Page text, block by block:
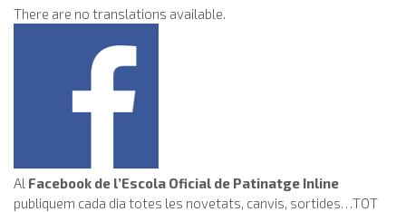
There are no translations available.
Al Facebook de l’Escola Oficial de Patinatge Inline
publiquem cada dia totes les novetats, canvis, sortides…TOT